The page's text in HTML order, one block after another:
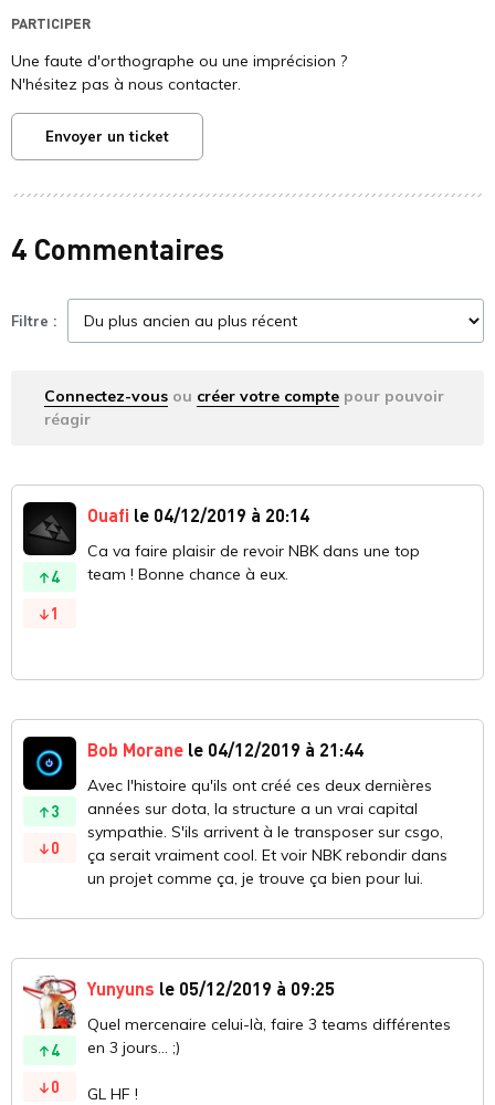
PARTICIPER
Une faute d'orthographe ou une imprécision ?
N'hésitez pas à nous contacter.
Envoyer un ticket
4 Commentaires
Filtre :
Connectez-vous ou créer votre compte pour pouvoir
réagir
4
1
Ouafi le 04/12/2019 à 20:14
Ca va faire plaisir de revoir NBK dans une top
team ! Bonne chance à eux.
3
0
Bob Morane le 04/12/2019 à 21:44
Avec l'histoire qu'ils ont créé ces deux dernières
années sur dota, la structure a un vrai capital
sympathie. S'ils arrivent à le transposer sur csgo,
ça serait vraiment cool. Et voir NBK rebondir dans
un projet comme ça, je trouve ça bien pour lui.
4
0
Yunyuns le 05/12/2019 à 09:25
Quel mercenaire celui-là, faire 3 teams différentes
en 3 jours... ;)
GL HF !